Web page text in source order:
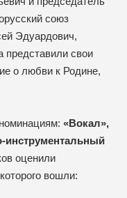
союз
Эдуардович,
представили свои
о любви к Родине,
«Вокал»,
инструментальный
оценили
вошли: